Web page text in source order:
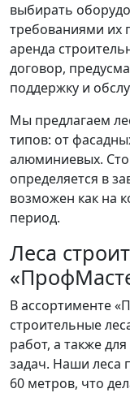
выбирать
требованиями их
аренда
договор,
поддержку и
Мы предлагаем
типов: от
алюминиевых.
определяется в
возможен как на
период.
Леса
В ассортименте
строительные
работ, а также
задач. Наши леса
60 метров, что